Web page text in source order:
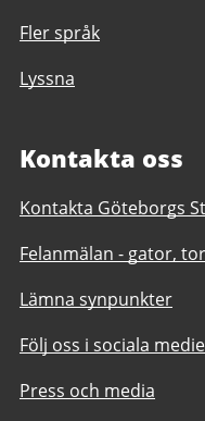
Fler språk
Lyssna
Kontakta oss
Kontakta Göteborgs
Felanmälan - gator,
Lämna synpunkter
Följ oss i sociala
Press och media